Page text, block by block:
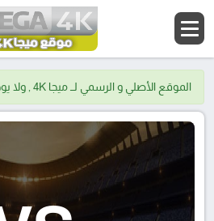
الموقع الأصلي و الرسمي لــ ميجا 4K , ولا يوجد لدينا موقع اخر.